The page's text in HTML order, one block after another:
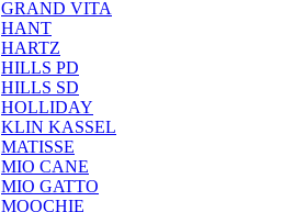
GRAND VITA
HANT
HARTZ
HILLS PD
HILLS SD
HOLLIDAY
KLIN KASSEL
MATISSE
MIO CANE
MIO GATTO
MOOCHIE